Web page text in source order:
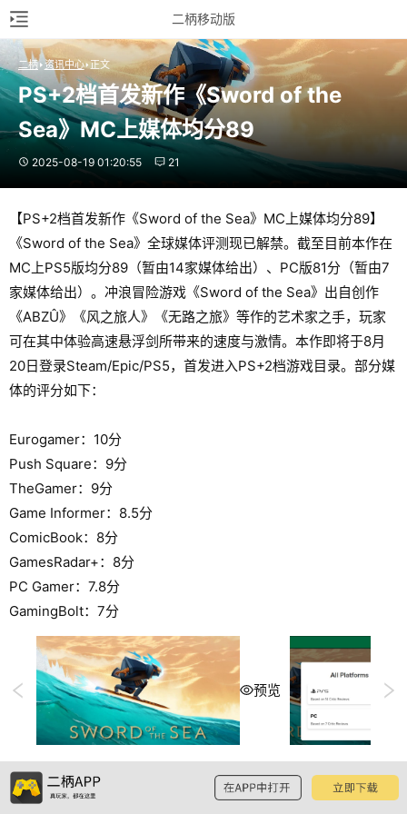
二柄移动版
二柄 资讯中心 正文
PS+2档首发新作《Sword of the
Sea》MC上媒体均分89
2025-08-19 01:20:55 21
【PS+2档首发新作《Sword of the Sea》MC上媒体均分89】
《Sword of the Sea》全球媒体评测现已解禁。截至目前本作在
MC上PS5版均分89（暂由14家媒体给出）、PC版81分（暂由7
家媒体给出）。冲浪冒险游戏《Sword of the Sea》出自创作
《ABZÛ》《风之旅人》《无路之旅》等作的艺术家之手，玩家
可在其中体验高速悬浮剑所带来的速度与激情。本作即将于8月
20日登录Steam/Epic/PS5，首发进入PS+2档游戏目录。部分媒
体的评分如下：
Eurogamer：10分
Push Square：9分
TheGamer：9分
Game Informer：8.5分
ComicBook：8分
GamesRadar+：8分
PC Gamer：7.8分
GamingBolt：7分
预览